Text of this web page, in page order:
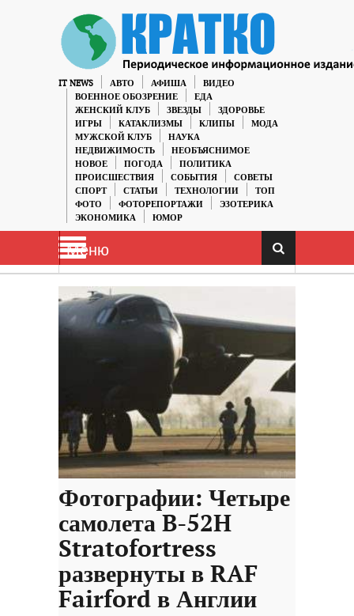
IT NEWS АВТО АФИША
ВИДЕО
ВОЕННОЕ ОБОЗРЕНИЕ
ЕДА
ЖЕНСКИЙ КЛУБ
ЗВЕЗДЫ
ЗДОРОВЬЕ
ИГРЫ
КАТАКЛИЗМЫ КЛИПЫ
МОДА
МУЖСКОЙ КЛУБ
НАУКА
НЕДВИЖИМОСТЬ
НЕОБЪЯСНИМОЕ
НОВОЕ
ПОГОДА
ПОЛИТИКА
ПРОИСШЕСТВИЯ
СОБЫТИЯ
СОВЕТЫ
СПОРТ
СТАТЬИ ТЕХНОЛОГИИ
ТОП
ФОТО
ФОТОРЕПОРТАЖИ
ЭЗОТЕРИКА
ЭКОНОМИКА
ЮМОР
Меню
Фотографии: Четыре
самолета B-52H
Stratofortress
развернуты в RAF
Fairford в Англии